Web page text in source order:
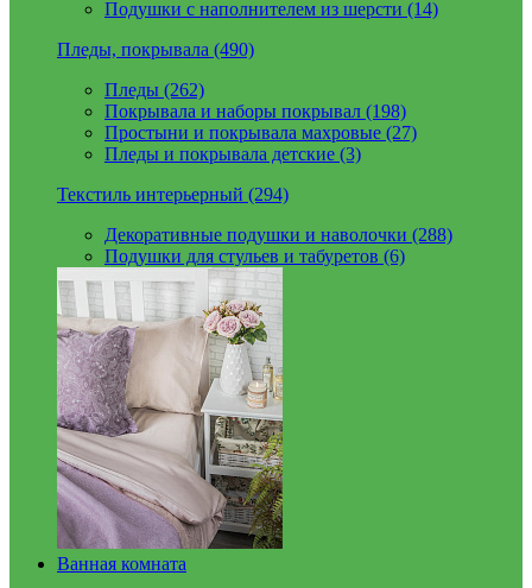
Подушки с наполнителем из шерсти (14)
Пледы, покрывала (490)
Пледы (262)
Покрывала и наборы покрывал (198)
Простыни и покрывала махровые (27)
Пледы и покрывала детские (3)
Текстиль интерьерный (294)
Декоративные подушки и наволочки (288)
Подушки для стульев и табуретов (6)
Ванная комната